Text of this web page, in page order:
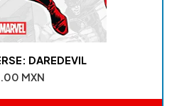
DAREDEVIL
MXN